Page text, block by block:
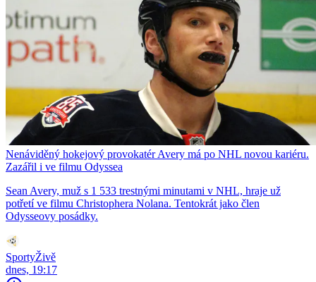
Nenáviděný hokejový provokatér Avery má po NHL novou kariéru.
Zazářil i ve filmu Odyssea
Sean Avery, muž s 1 533 trestnými minutami v NHL, hraje už
potřetí ve filmu Christophera Nolana. Tentokrát jako člen
Odysseovy posádky.
SportyŽivě
dnes, 19:17